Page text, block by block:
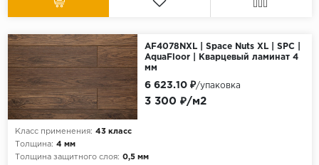
AF4078NXL | Space Nuts XL | SPC |
AquaFloor | Кварцевый ламинат 4
мм
Класс применения: 43 класс
Толщина: 4 мм
Толщина защитного слоя: 0,5 мм
3 300 ₽/м2
6 623.10 ₽/упаковка